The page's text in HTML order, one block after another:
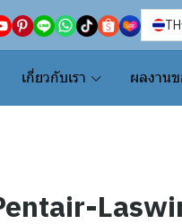
TH
เกี่ยวกับเรา ผลงานข